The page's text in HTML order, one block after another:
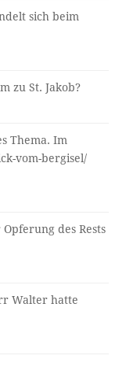
sich beim
zu St. Jakob?
Thema. Im
vom-bergisel/
des Rests
Walter hatte